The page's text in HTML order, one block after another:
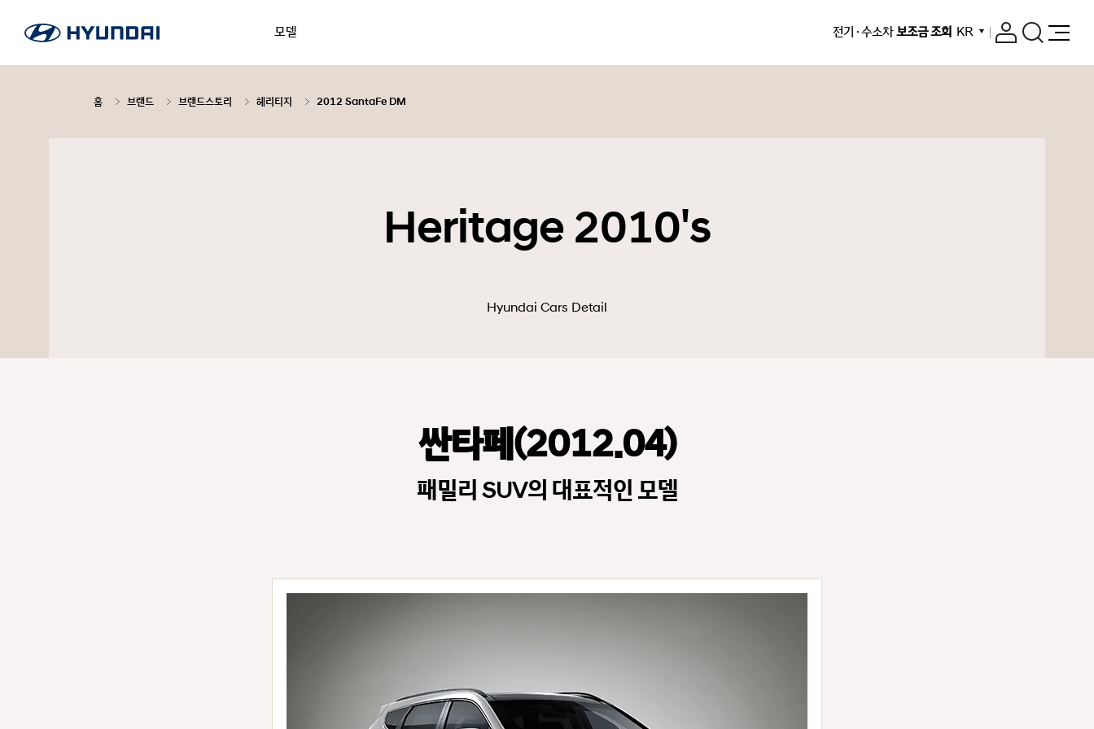
모델 전기 · 수소차보조금 조회 KR
홈 브랜드 브랜드스토리 헤리티지 2012 SantaFe DM
Heritage 2010's
Hyundai Cars Detail
싼타페(2012.04)
패밀리 SUV의 대표적인 모델